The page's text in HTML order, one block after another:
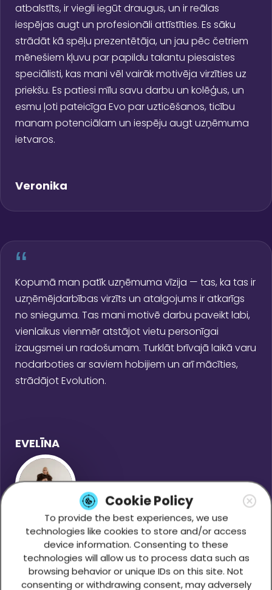
Cookie Policy
To provide the best experiences, we use
technologies like cookies to store and/or access
device information. Consenting to these
technologies will allow us to process data such as
browsing behavior or unique IDs on this site. Not
consenting or withdrawing consent, may adversely
atbalstīts, ir viegli iegūt draugus, un ir reālas
iespējas augt un profesionāli attīstīties. Es sāku
strādāt kā spēļu prezentētāja, un jau pēc četriem
mēnešiem kļuvu par papildu talantu piesaistes
speciālisti, kas mani vēl vairāk motivēja virzīties uz
priekšu. Es patiesi mīlu savu darbu un kolēģus, un
esmu ļoti pateicīga Evo par uzticēšanos, ticību
manam potenciālam un iespēju augt uzņēmuma
ietvaros.
Veronika
“
Kopumā man patīk uzņēmuma vīzija — tas, ka tas ir
uzņēmējdarbības virzīts un atalgojums ir atkarīgs
no snieguma. Tas mani motivē darbu paveikt labi,
vienlaikus vienmēr atstājot vietu personīgai
izaugsmei un radošumam. Turklāt brīvajā laikā varu
nodarboties ar saviem hobijiem un arī mācīties,
strādājot Evolution.
EVELĪNA